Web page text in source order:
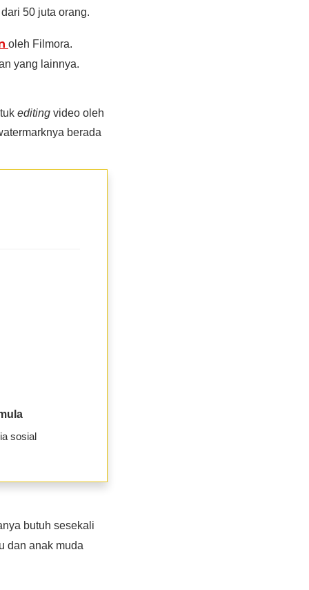
50 juta orang.
oleh Filmora.
yang lainnya.
editing video oleh
berada
sosial
butuh sesekali
dan anak muda